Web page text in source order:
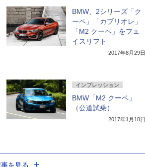
BMW、2シリーズ「ク
ーペ」「カブリオレ」
「M2 クーペ」をフェ
イスリフト
2017年8月29日
インプレッション
BMW「M2 クーペ」
（公道試乗）
2017年1月18日
を見る